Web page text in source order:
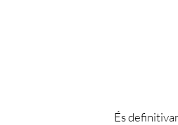
És